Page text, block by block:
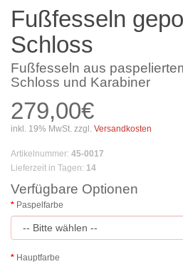
Fußfesseln
Schloss
Fußfesseln aus
Schloss und Karabiner
279,00€
inkl. 19% MwSt. zzgl. Versandkosten
Artikelnummer: 45-0017
Lieferzeit in Tagen: 14
Verfügbare Optionen
Paspelfarbe
Hauptfarbe